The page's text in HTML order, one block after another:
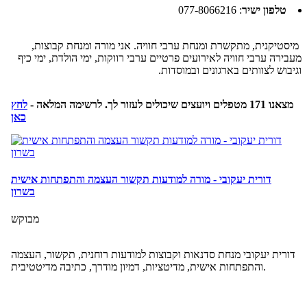
טלפון ישיר:
077-8066216
מיסטיקנית, מתקשרת ומנחת ערבי חוויה. אני מורה ומנחת קבוצות,
מעבירה ערבי חוויה לאירועים פרטיים ערבי רווקות, ימי הולדת, ימי כיף
וגיבוש לצוותים בארגונים ובמוסדות.